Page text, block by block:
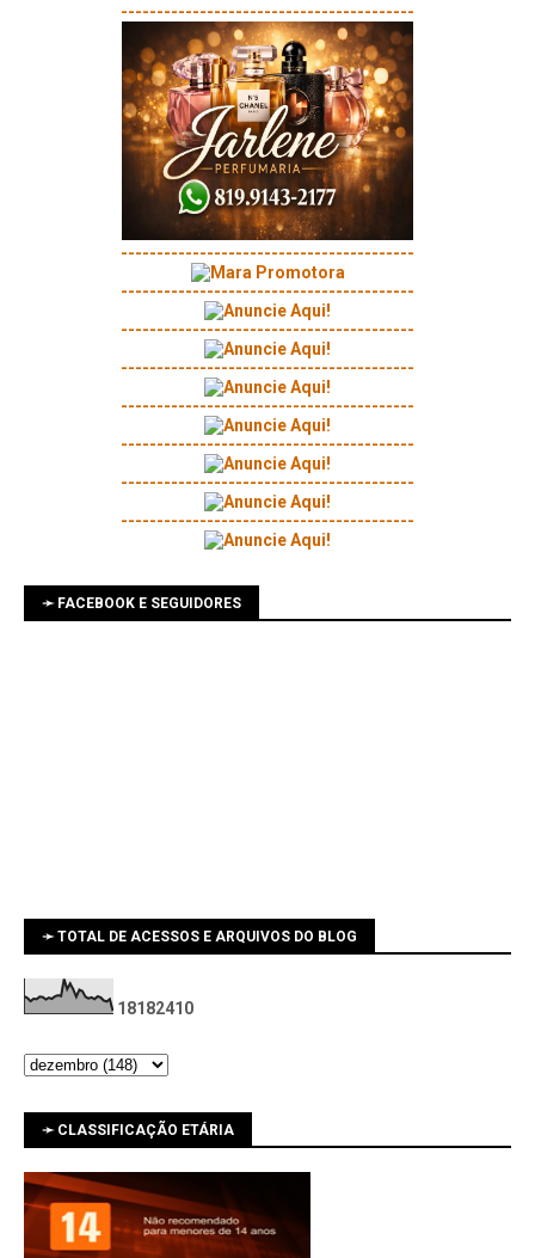
-----------------------------------------
-----------------------------------------
-----------------------------------------
-----------------------------------------
-----------------------------------------
-----------------------------------------
-----------------------------------------
-----------------------------------------
-----------------------------------------
➛ FACEBOOK E SEGUIDORES
➛ TOTAL DE ACESSOS E ARQUIVOS DO BLOG
18182410
➛ CLASSIFICAÇÃO ETÁRIA